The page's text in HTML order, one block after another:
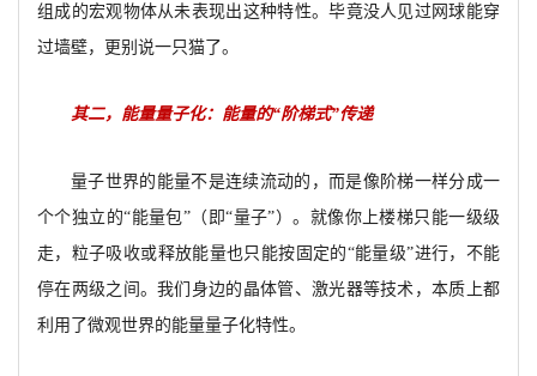
组成的宏观物体从未表现出这种特性。毕竟没人见过网球能穿
过墙壁，更别说一只猫了。
其二，能量量子化：能量的“阶梯式”传递
量子世界的能量不是连续流动的，而是像阶梯一样分成一
个个独立的“能量包”（即“量子”）。就像你上楼梯只能一级级
走，粒子吸收或释放能量也只能按固定的“能量级”进行，不能
停在两级之间。我们身边的晶体管、激光器等技术，本质上都
利用了微观世界的能量量子化特性。